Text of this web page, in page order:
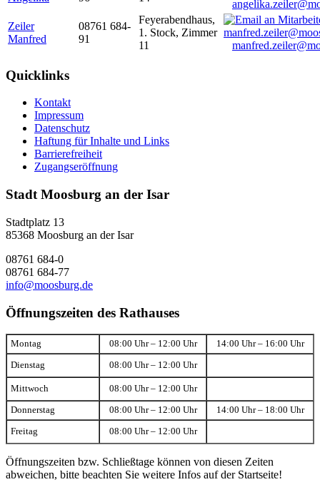
Zeiler
Manfred
08761 684-
91
Feyerabendhaus,
1. Stock, Zimmer
11
Quicklinks
Kontakt
Impressum
Datenschutz
Haftung für Inhalte und Links
Barrierefreiheit
Zugangseröffnung
Stadt Moosburg an der Isar
Stadtplatz 13
85368 Moosburg an der Isar
08761 684-0
08761 684-77
info@moosburg.de
Öffnungszeiten des Rathauses
Montag 08:00 Uhr – 12:00 Uhr 14:00 Uhr – 16:00 Uhr
Dienstag 08:00 Uhr – 12:00 Uhr
Mittwoch 08:00 Uhr – 12:00 Uhr
Donnerstag 08:00 Uhr – 12:00 Uhr 14:00 Uhr – 18:00 Uhr
Freitag 08:00 Uhr – 12:00 Uhr
Öffnungszeiten bzw. Schließtage können von diesen Zeiten
abweichen, bitte beachten Sie weitere Infos auf der Startseite!